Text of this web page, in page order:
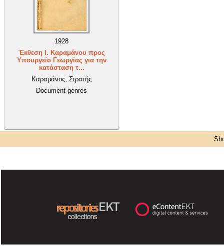
1928
Έκθεση Ι. Καραμάνου προς
Υπουργείο Γεωργίας για την
κατάσταση τ...
Καραμάνος, Στρατής
Document genres